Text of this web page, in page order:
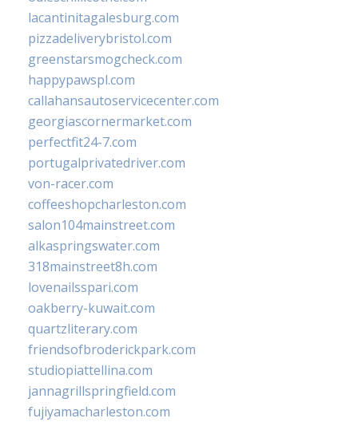
lacantinitagalesburg.com
pizzadeliverybristol.com
greenstarsmogcheck.com
happypawspl.com
callahansautoservicecenter.com
georgiascornermarket.com
perfectfit24-7.com
portugalprivatedriver.com
von-racer.com
coffeeshopcharleston.com
salon104mainstreet.com
alkaspringswater.com
318mainstreet8h.com
lovenailsspari.com
oakberry-kuwait.com
quartzliterary.com
friendsofbroderickpark.com
studiopiattellina.com
jannagrillspringfield.com
fujiyamacharleston.com